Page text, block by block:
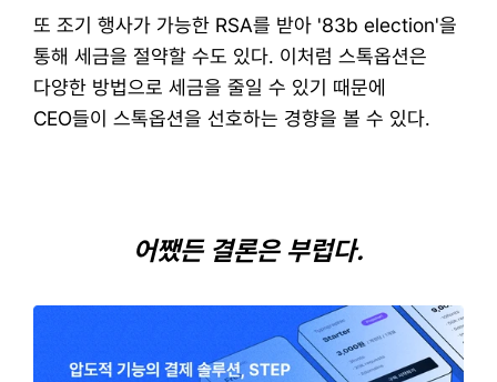
​또 조기 행사가 가능한 RSA를 받아 '83b election'을
통해 세금을 절약할 수도 있다. 이처럼 스톡옵션은
다양한 방법으로 세금을 줄일 수 있기 때문에
CEO들이 스톡옵션을 선호하는 경향을 볼 수 있다.
어쨌든 결론은 부럽다.​